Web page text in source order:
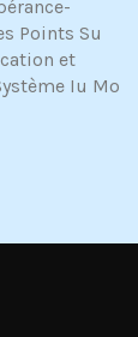
Points Su
et
Iu Mo